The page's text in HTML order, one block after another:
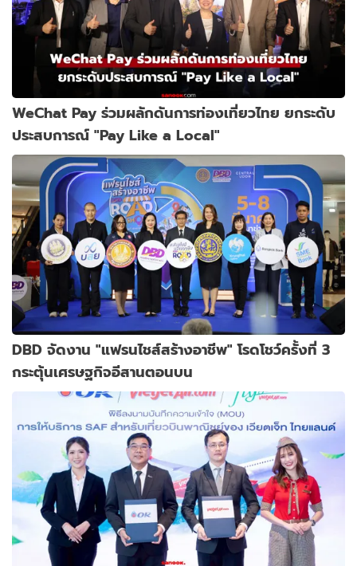
WeChat Pay ร่วมผลักดันการท่องเที่ยวไทย ยกระดับ
ประสบการณ์ "Pay Like a Local"
DBD จัดงาน "แฟรนไชส์สร้างอาชีพ" โรดโชว์ครั้งที่ 3
กระตุ้นเศรษฐกิจอีสานตอนบน